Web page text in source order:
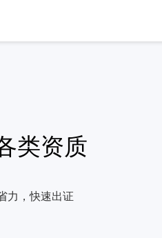
类资质
力，快速出证